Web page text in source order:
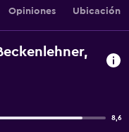
Opiniones Ubicación
8,6